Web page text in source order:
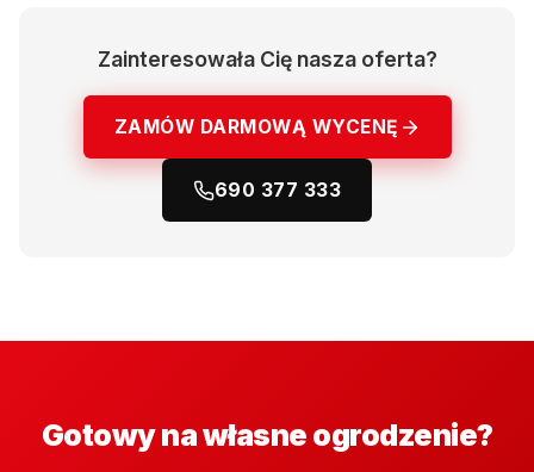
Zainteresowała Cię nasza oferta?
ZAMÓW DARMOWĄ WYCENĘ
690 377 333
Gotowy na własne ogrodzenie?